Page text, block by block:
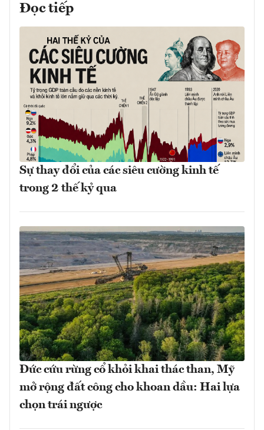
Đọc tiếp
Sự thay đổi của các siêu cường kinh tế
trong 2 thế kỷ qua
Đức cứu rừng cổ khỏi khai thác than, Mỹ
mở rộng đất công cho khoan dầu: Hai lựa
chọn trái ngược